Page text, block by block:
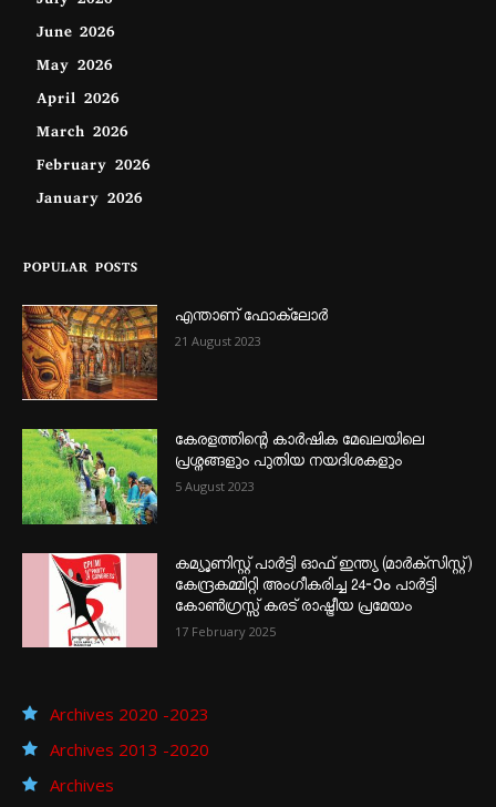
June 2026
May 2026
April 2026
March 2026
February 2026
January 2026
POPULAR POSTS
എന്താണ്‌ ഫോക്‌ലോർ
21 August 2023
കേരളത്തിന്റെ കാർഷിക മേഖലയിലെ
പ്രശ്നങ്ങളും പുതിയ നയദിശകളും
5 August 2023
കമ്യൂണിസ്റ്റ് പാർട്ടി ഓഫ് ഇന്ത്യ (മാർക്സിസ്റ്റ്)
കേന്ദ്രകമ്മിറ്റി അംഗീകരിച്ച 24‐ാം പാർട്ടി
കോൺഗ്രസ്സ് കരട് രാഷ്ട്രീയ പ്രമേയം
17 February 2025
Archives 2020 -2023
Archives 2013 -2020
Archives